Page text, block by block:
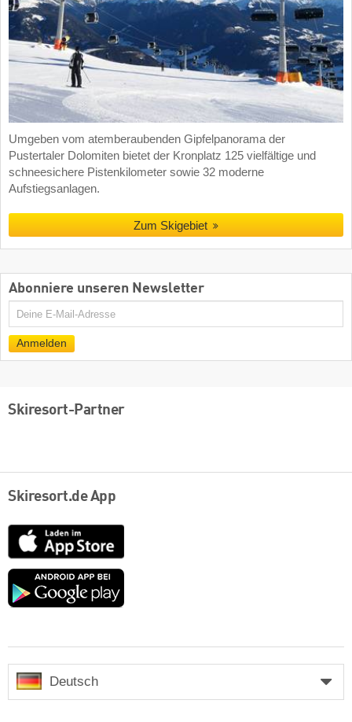
Umgeben vom atemberaubenden Gipfelpanorama der
Pustertaler Dolomiten bietet der Kronplatz 125 vielfältige und
schneesichere Pistenkilometer sowie 32 moderne
Aufstiegsanlagen.
Zum Skigebiet
Abonniere unseren Newsletter
E-
Anmelden
Skiresort-Partner
Skiresort.de App
App
Store
Google
Deutsch